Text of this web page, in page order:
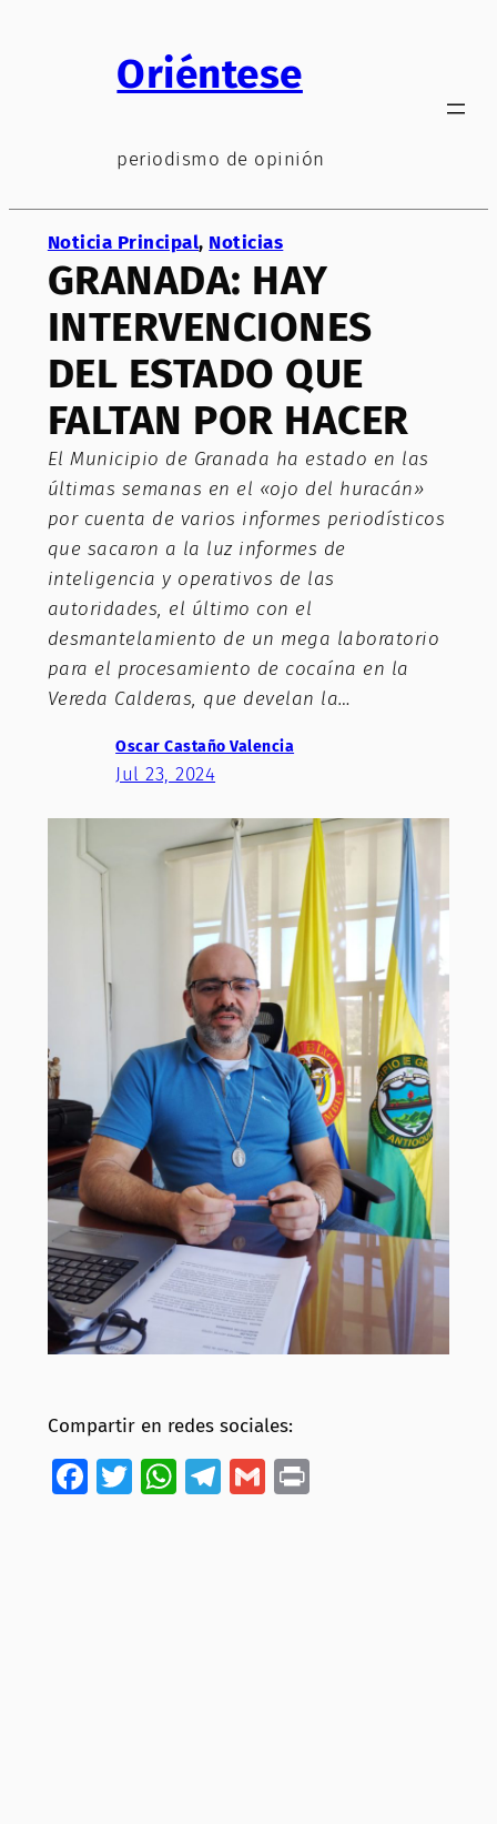
Oriéntese
periodismo de opinión
Noticia Principal, Noticias
GRANADA: HAY
INTERVENCIONES
DEL ESTADO QUE
FALTAN POR HACER
El Municipio de Granada ha estado en las
últimas semanas en el «ojo del huracán»
por cuenta de varios informes periodísticos
que sacaron a la luz informes de
inteligencia y operativos de las
autoridades, el último con el
desmantelamiento de un mega laboratorio
para el procesamiento de cocaína en la
Vereda Calderas, que develan la…
Oscar Castaño Valencia
Jul 23, 2024
Compartir en redes sociales:
Facebook
Twitter
WhatsApp
Telegram
GmailPrint